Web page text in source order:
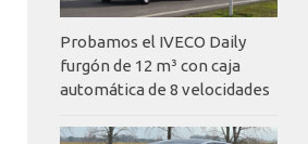
Probamos el IVECO Daily
furgón de 12 m³ con caja
automática de 8 velocidades